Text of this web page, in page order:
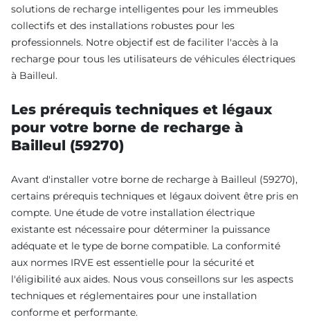
solutions de recharge intelligentes pour les immeubles
collectifs et des installations robustes pour les
professionnels. Notre objectif est de faciliter l'accès à la
recharge pour tous les utilisateurs de véhicules électriques
à Bailleul.
Les prérequis techniques et légaux
pour votre borne de recharge à
Bailleul (59270)
Avant d'installer votre borne de recharge à Bailleul (59270),
certains prérequis techniques et légaux doivent être pris en
compte. Une étude de votre installation électrique
existante est nécessaire pour déterminer la puissance
adéquate et le type de borne compatible. La conformité
aux normes IRVE est essentielle pour la sécurité et
l'éligibilité aux aides. Nous vous conseillons sur les aspects
techniques et réglementaires pour une installation
conforme et performante.